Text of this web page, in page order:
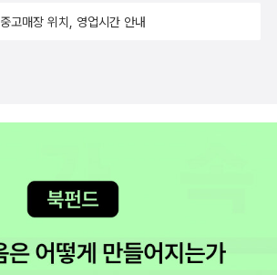
중고매장 위치, 영업시간 안내